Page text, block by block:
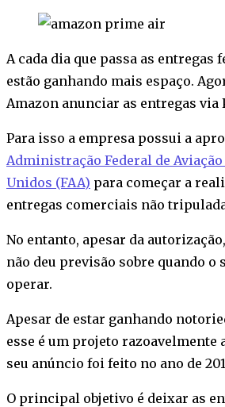
A cada dia que passa as entregas
estão ganhando mais espaço.
Amazon anunciar as entregas via
Para isso a empresa possui a
Administração Federal de Aviação
Unidos (FAA) para começar a
entregas comerciais não
No entanto, apesar da
não deu previsão sobre quando o
operar.
Apesar de estar ganhando
esse é um projeto razoavelmente
seu anúncio foi feito no ano de
O principal objetivo é deixar as